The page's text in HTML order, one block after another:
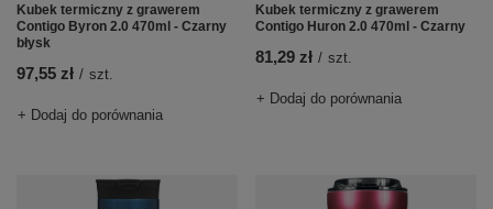
Kubek termiczny z grawerem
Contigo Byron 2.0 470ml - Czarny
błysk
97,55 zł / szt.
+ Dodaj do porównania
Kubek termiczny z grawerem
Contigo Huron 2.0 470ml - Czarny
81,29 zł / szt.
+ Dodaj do porównania